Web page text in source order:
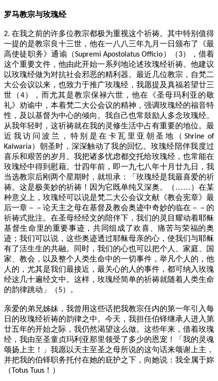
罗马教宗与玫瑰经
2. 在我之前的许多位教宗都极为重视这个祈祷。其中特别值得
一提的是教宗良十三世，他在一八八三年九月一日颁布了《最
高使徒职务》通谕（Supremi Apostolatus Officio）（3），借着
这个重要文件，他由此开始一系列地论述玫瑰经祈祷。他建议
以玫瑰经做为对抗社会邪恶的精利器。最近几位教宗，自梵二
大公会议以来，也致力于推广玫瑰经，我愿提及真福若望廿三
世（4），而尤其是教宗保禄六世，他在《圣母玛利亚的敬
礼》劝谕中，本着梵二大公会议的精神，强调玫瑰经的福音特
性，及以基督为中心的倾向。我自己也常鼓励人多念玫瑰经。
从我年轻时，这祈祷就在我的灵修生活中占有重要的地位。最
近我访问波兰，特别是在卡瓦里亚朝圣地（ Shrine of
Kalwaria）朝圣时，深深触动了我的回忆。玫瑰经陪伴我度过
喜乐和艰苦的岁月。我把诸多忧虑都交托给玫瑰经，也常能在
玫瑰经中得到慰藉。廿四年前，即一九七八年十月廿九日，我
当选教宗后刚两个星期时，就坦承：「玫瑰经是我最喜爱的祈
祷。这是极美妙的祈祷！因为它既单纯又深奥。（……）在某
种意义上，玫瑰经可以说是梵二大公会议文献《教会宪章》最
后一章－－论天主之母在基督及教会奥迹中奇妙的临在－－的
祈祷式批注。在圣母经经文的陪伴下，我们的灵目耀动着耶稣
基督生命里的重要事迹，共同组成了欢喜、痛苦与荣福的奥
迹；我们可以说，这些奥迹透过耶稣母亲的心，使我们与耶稣
有了活生生的共融。同时，我们的心也可以把个人、家庭、国
家、教会，以及整个人类生命中的一切事件，举凡个人的，他
人的，尤其是我们最接近，最关心的人的事件，都可纳入玫瑰
经这几十遍经文中。这样，玫瑰经简单的祈祷就随着人类生命
的韵律跳动」（5）。
亲爱的弟兄姊妹，我曾用这些话把我教宗任内的第一年引入每
日的玫瑰经祈祷的韵律之中。今天，我担任伯铎继承人进入第
廿五年的开始之际，我仍然渴望这么做。这些年来，借着玫瑰
经，我由至圣童贞玛利亚那里领受了多少的恩宠！「我的灵魂
颂扬上主！」我愿以天主至圣之母所说的这句话来颂谢上主，
并把我的伯铎职务托付在她的庇护之下，向她说：我全属于妳
（Totus Tuus ！）